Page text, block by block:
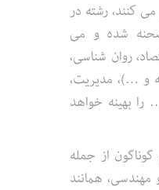
کنند، رشته در
شده و می
روان شناسی،
و …)، مدیریت،
بهینه خواهد
از جمله
مهندسی، همانند